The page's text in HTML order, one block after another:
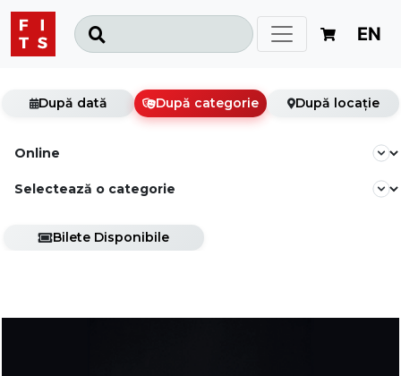
EN
După dată După categorie După locație
Bilete Disponibile